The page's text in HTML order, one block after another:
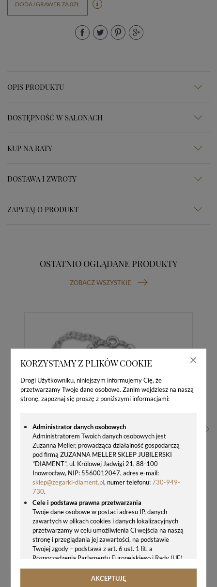
KORZYSTAMY Z PLIKÓW COOKIE
Drogi Użytkowniku, niniejszym informujemy Cię, że
przetwarzamy Twoje dane osobowe. Zanim wejdziesz na naszą
stronę, zapoznaj się proszę z poniższymi informacjami:
Administrator danych osobowych
Administratorem Twoich danych osobowych jest
Zuzanna Meller, prowadząca działalność gospodarczą
pod firmą ZUZANNA MELLER SKLEP JUBILERSKI
"DIAMENT", ul. Królowej Jadwigi 21, 88-100
Inowrocław, NIP: 5560012047, adres e-mail:
sklep@zegarki-diament.pl, numer telefonu:730-949-
730.
Cele i podstawa prawna przetwarzania
Twoje dane osobowe w postaci adresu IP, danych
zawartych w plikach cookies i danych lokalizacyjnych
przetwarzamy w celu umożliwienia Ci wejścia na naszą
stronę i przeglądania jej zawartości, na podstawie
Twojej zgody – podstawa z art. 6 ust. 1 lit. a
Rozporządzenia Parlamentu Europejskiego i Rady (UE)
2016/679 z 27.04.2016 r. w sprawie ochrony osób
fizycznych w związku z przetwarzaniem danych
AKCEPTUJĘ
DODAJ GRAWER ZA 0ZŁ
OPIS PRODUKTU
DOSTĘPNOŚĆ W SALONACH
KUP NA RATY
DOSTAWA I ZWROTY
ZAPYTAJ O PRODUKT
OSTATNIO OGLĄDANE PRODUKTY
ZOBACZ WSZYSTKIE
259,00 zł